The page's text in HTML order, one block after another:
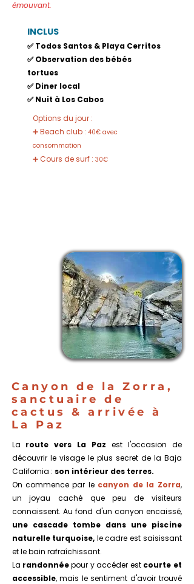
émouvant.
INCLUS​
✅ Todos Santos & Playa Cerritos
✅ Observation des bébés
tortues
✅ Diner local
✅ Nuit à Los Cabos
Options du jour :
➕ Beach club : 40€ avec
consommation
➕ Cours de surf : 30€
Canyon de la Zorra,
sanctuaire de
cactus & arrivée à
La Paz
La route vers La Paz est l'occasion de
découvrir le visage le plus secret de la Baja
California : son intérieur des terres.
On commence par le canyon de la Zorra,
un joyau caché que peu de visiteurs
connaissent. Au fond d'un canyon encaissé,
une cascade tombe dans une piscine
naturelle turquoise, le cadre est saisissant
et le bain rafraîchissant.
La randonnéepour y accéder estcourte et
accessible, mais le sentiment d'avoir trouvé